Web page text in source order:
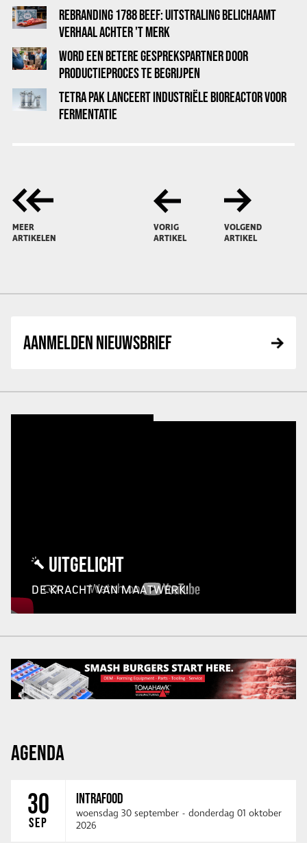
REBRANDING 1788 BEEF: UITSTRALING BELICHAAMT
VERHAAL ACHTER 'T MERK
WORD EEN BETERE GESPREKSPARTNER DOOR
PRODUCTIEPROCES TE BEGRIJPEN
TETRA PAK LANCEERT INDUSTRIËLE BIOREACTOR VOOR
FERMENTATIE
MEER
ARTIKELEN
VORIG
ARTIKEL
VOLGEND
ARTIKEL
AANMELDEN NIEUWSBRIEF
UITGELICHT
DE KRACHT VAN MAATWERK!
AGENDA
30
SEP
INTRAFOOD
woensdag 30 september - donderdag 01 oktober
2026